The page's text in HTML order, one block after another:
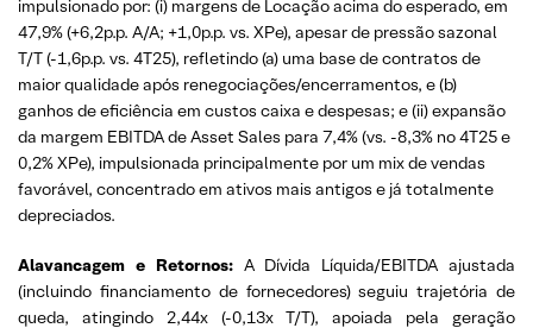
impulsionado por: (i) margens de Locação acima do esperado, em
47,9% (+6,2p.p. A/A; +1,0p.p. vs. XPe), apesar de pressão sazonal
T/T (-1,6p.p. vs. 4T25), refletindo (a) uma base de contratos de
maior qualidade após renegociações/encerramentos, e (b)
ganhos de eficiência em custos caixa e despesas; e (ii) expansão
da margem EBITDA de Asset Sales para 7,4% (vs. -8,3% no 4T25 e
0,2% XPe), impulsionada principalmente por um mix de vendas
favorável, concentrado em ativos mais antigos e já totalmente
depreciados.
Alavancagem e Retornos:A Dívida Líquida/EBITDA ajustada
(incluindo financiamento de fornecedores) seguiu trajetória de
queda, atingindo 2,44x (-0,13x T/T), apoiada pela geração